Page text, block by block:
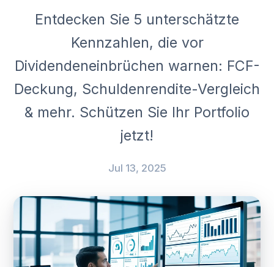
Entdecken Sie 5 unterschätzte
Kennzahlen, die vor
Dividendeneinbrüchen warnen: FCF-
Deckung, Schuldenrendite-Vergleich
& mehr. Schützen Sie Ihr Portfolio
jetzt!
Jul 13, 2025